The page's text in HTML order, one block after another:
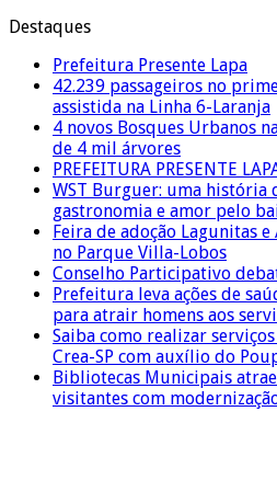
Destaques
Prefeitura Presente Lapa
42.239 passageiros no
assistida na Linha 6-Laranja
4 novos Bosques Urbanos
de 4 mil árvores
PREFEITURA PRESENTE
WST Burguer: uma história
gastronomia e amor pelo
Feira de adoção Lagunitas
no Parque Villa-Lobos
Conselho Participativo
Prefeitura leva ações de
para atrair homens aos
Saiba como realizar serviços
Crea-SP com auxílio do
Bibliotecas Municipais
visitantes com